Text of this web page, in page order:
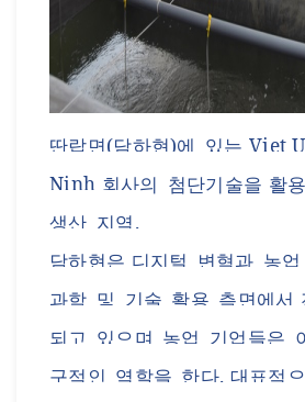
딴랍면(담하현)에 있는 Viet
Ninh 회사의 첨단기술을 활
생산 지역.
담하현은 디지털 변혁과 농업
과학 및 기술 활용 측면에서
되고 있으며 농업 기업들은
구적인 역할을 한다. 대표적